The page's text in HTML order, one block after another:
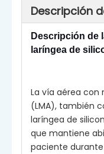
Descripción
Descripción de
laríngea de
La vía aérea con
(LMA), también
laríngea de
que mantiene
paciente